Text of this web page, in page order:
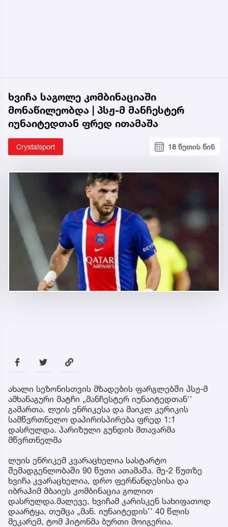
ხვიჩა საგოლე კომბინაციაში
მონაწილეობდა | პსჟ-მ მანჩესტერ
იუნაიტედთან ფრედ ითამაშა
Crystalsport 18 წუთის წინ
ახალი სეზონისთვის მზადების ფარგლებში პსჟ-მ
ამხანაგური მატჩი „მანჩესტერ იუნაიტედთან''
გამართა. ლუის ენრიკესა და მაიკლ კერიკის
სამწვრთნელო დაპირისპირება ფრედ 1:1
დასრულდა. პარიზული გუნდის მთავარმა
მწვრთნელმა
ლუის ენრიკემ კვარაცხელია სასტარტო
შემადგენლობაში 90 წუთი ათამაშა. მე-2 წუთზე
ხვიჩა კვარაცხელია, დრო ფერნანდესისა და
იბრაჰიმ მბაიეს კომბინაცია გოლით
დასრულდა.მალევე, ხვიჩამ კარისკენ სახიფათოდ
დაარტყა, თუმცა „მან. იუნაიტედის’’ 40 წლის
მეკარემ, ტომ ჰიტონმა ბურთი მოიგერია.